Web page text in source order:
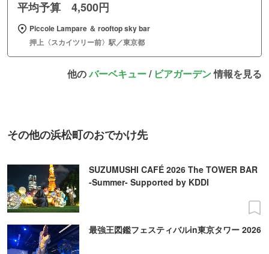
平均予算 4,500円
Piccole Lampare ＆ rooftop sky bar
押上〈スカイツリー前〉駅／東京都
他のバーベキュー/ ビアガーデン情報を見る
その他の浜松町のおでかけ先
SUZUMUSHI CAFÉ 2026 The TOWER BAR
-Summer- Supported by KDDI
最強王図鑑フェスティバルin東京タワー 2026